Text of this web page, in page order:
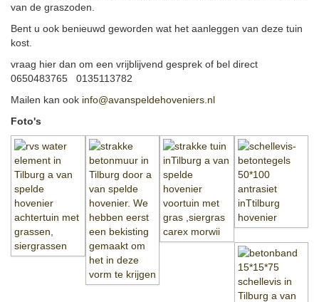
van de graszoden.
Bent u ook benieuwd geworden wat het aanleggen van deze tuin
kost.
vraag hier dan om een vrijblijvend gesprek of bel direct
0650483765 0135113782
Mailen kan ook info@avanspeldehoveniers.nl
Foto's